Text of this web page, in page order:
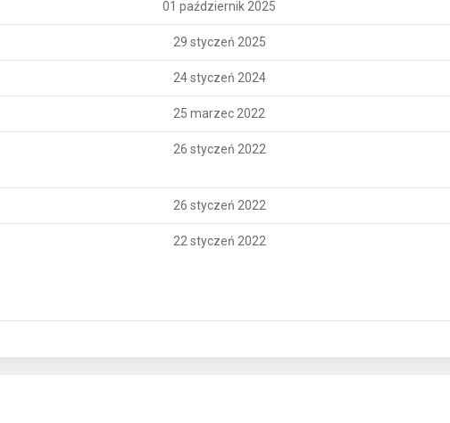
01 październik 2025
29 styczeń 2025
24 styczeń 2024
25 marzec 2022
26 styczeń 2022
26 styczeń 2022
22 styczeń 2022